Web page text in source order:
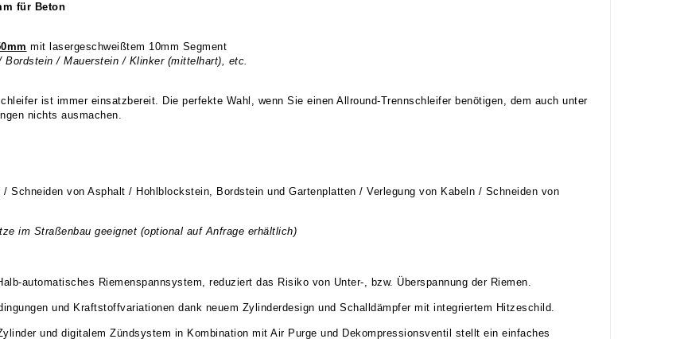
für Beton
mit lasergeschweißtem 10mm Segment
Bordstein / Mauerstein / Klinker (mittelhart), etc.
ist immer einsatzbereit. Die perfekte Wahl, wenn Sie einen Allround-Trennschleifer benötigen, dem auch unter
nichts ausmachen.
Schneiden von Asphalt / Hohlblockstein, Bordstein und Gartenplatten / Verlegung von Kabeln / Schneiden von
im Straßenbau geeignet (optional auf Anfrage erhältlich)
automatisches Riemenspannsystem, reduziert das Risiko von Unter-, bzw. Überspannung der Riemen.
und Kraftstoffvariationen dank neuem Zylinderdesign und Schalldämpfer mit integriertem Hitzeschild.
und digitalem Zündsystem in Kombination mit Air Purge und Dekompressionsventil stellt ein einfaches